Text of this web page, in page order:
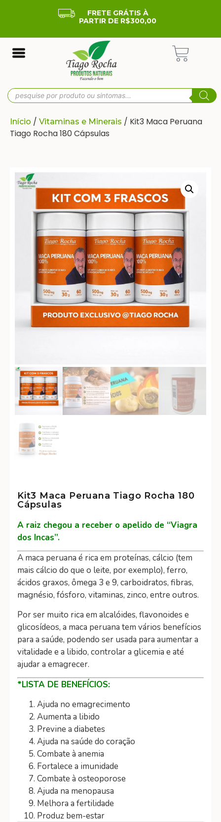
FRETE GRÁTIS À
PARTIR DE R$300,00
Início / Vitaminas e Minerais / Kit3 Maca Peruana
Tiago Rocha 180 Cápsulas
Kit3 Maca Peruana Tiago Rocha 180
Cápsulas
A raiz chegou a receber o apelido de “Viagra
dos Incas”.
A maca peruana é rica em proteínas, cálcio (tem
mais cálcio do que o leite, por exemplo), ferro,
ácidos graxos, ômega 3 e 9, carboidratos, fibras,
magnésio, fósforo, vitaminas, zinco, entre outros.
Por ser muito rica em alcalóides, flavonoides e
glicosídeos, a maca peruana tem vários benefícios
para a saúde, podendo ser usada para aumentar a
vitalidade e a libido, controlar a glicemia e até
ajudar a emagrecer.
*LISTA DE BENEFÍCIOS:
Ajuda no emagrecimento
Aumenta a libido
Previne a diabetes
Ajuda na saúde do coração
Combate à anemia
Fortalece a imunidade
Combate à osteoporose
Ajuda na menopausa
Melhora a fertilidade
Produz bem-estar